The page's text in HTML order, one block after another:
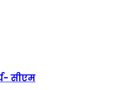
सीएम